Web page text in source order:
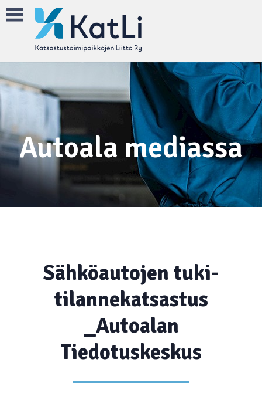
Autoala mediassa
Sähköautojen tuki-
tilannekatsastus
_Autoalan
Tiedotuskeskus